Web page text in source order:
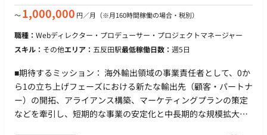
康保険、厚生年金、雇用保険、労災保険） 交通費全額支給 ■そ
〜1,000,000 円／月 （※月160時間稼働の場合・税別）
職種： Webディレクター・プロデューサー・プロジェクトマネージャー
スキル： その他エリア： 五反田駅最低稼働日数： 週5日
■期待するミッション： 海外輸出領域の事業責任者として、0か
ら1の立ち上げフェーズにおける新たな輸出先（顧客・パートナ
ー）の開拓、アライアンス構築、マーケティングプランの策定
などを牽引し、短期的な事業の安定化と中長期的な規模拡大